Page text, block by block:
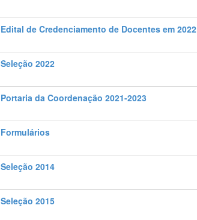
Edital de Credenciamento de Docentes em 2022
Seleção 2022
Portaria da Coordenação 2021-2023
Formulários
Seleção 2014
Seleção 2015